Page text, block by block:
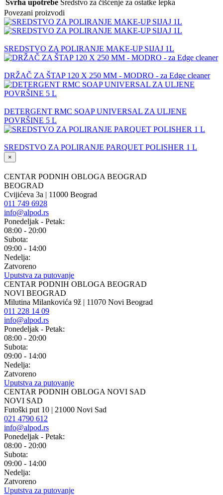
Svrha upotrebe Sredstvo za čišćenje za ostatke lepka
Povezani proizvodi
SREDSTVO ZA POLIRANJE MAKE-UP SIJAJ 1L
DRŽAČ ZA ŠTAP 120 X 250 MM - MODRO - za Edge cleaner
DETERGENT RMC SOAP UNIVERSAL ZA ULJENE
POVRŠINE 5 L
SREDSTVO ZA POLIRANJE PARQUET POLISHER 1 L
×
CENTAR PODNIH OBLOGA BEOGRAD
BEOGRAD
Cvijićeva 3a | 11000 Beograd
011 749 6928
info@alpod.rs
Ponedeljak - Petak:
08:00 - 20:00
Subota:
09:00 - 14:00
Nedelja:
Zatvoreno
Uputstva za putovanje
CENTAR PODNIH OBLOGA BEOGRAD
NOVI BEOGRAD
Milutina Milankovića 9ž | 11070 Novi Beograd
011 228 14 09
info@alpod.rs
Ponedeljak - Petak:
08:00 - 20:00
Subota:
09:00 - 14:00
Nedelja:
Zatvoreno
Uputstva za putovanje
CENTAR PODNIH OBLOGA NOVI SAD
NOVI SAD
Futoški put 10 | 21000 Novi Sad
021 4790 612
info@alpod.rs
Ponedeljak - Petak:
08:00 - 20:00
Subota:
09:00 - 14:00
Nedelja:
Zatvoreno
Uputstva za putovanje